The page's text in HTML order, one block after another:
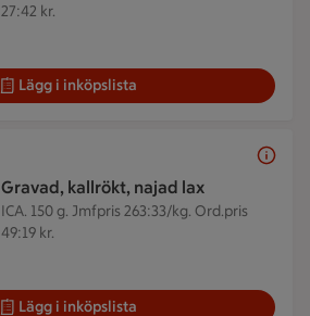
27:42 kr.
Lägg i inköpslista
Gravad, kallrökt, najad lax
ICA. 150 g. Jmfpris 263:33/kg. Ord.pris
49:19 kr.
Lägg i inköpslista